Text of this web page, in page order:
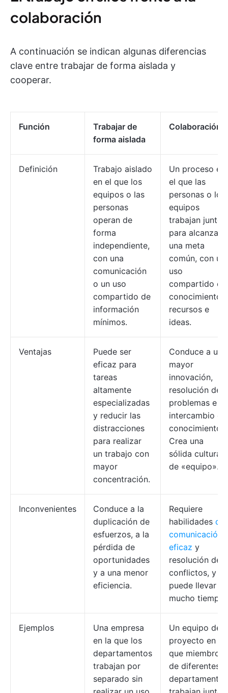
colaboración
A continuación se indican algunas diferencias
clave entre trabajar de forma aislada y
cooperar.
Función
Trabajar de
forma aislada
Colaboración
Definición
Trabajo aislado
en el que los
equipos o las
personas
operan de
forma
independiente,
con una
comunicación
o un uso
compartido de
información
mínimos.
Un proceso en
el que las
personas o los
equipos
trabajan juntos
para alcanzar
una meta
común, con un
uso
compartido de
conocimientos,
recursos e
ideas.
Ventajas
Puede ser
eficaz para
tareas
altamente
especializadas
y reducir las
distracciones
para realizar
un trabajo con
mayor
concentración.
Conduce a una
mayor
innovación,
resolución de
problemas e
intercambio de
conocimientos.
Crea una
sólida cultura
de «equipo».
Inconvenientes
Conduce a la
duplicación de
esfuerzos, a la
pérdida de
oportunidades
y a una menor
eficiencia.
Requiere
habilidades de
comunicación
eficaz y
resolución de
conflictos, y
puede llevar
mucho tiempo.
Ejemplos
Una empresa
en la que los
departamentos
trabajan por
separado sin
Un equipo de
proyecto en el
que miembros
de diferentes
departamentos